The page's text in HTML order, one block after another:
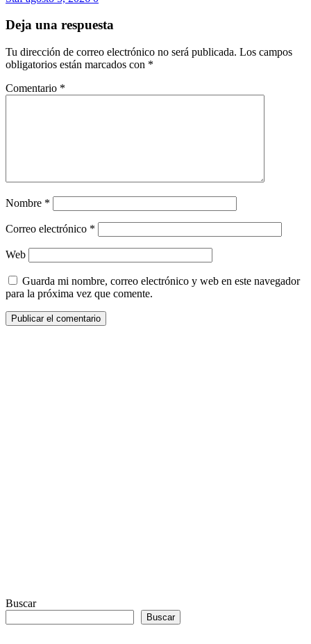
Deja una respuesta
Tu dirección de correo electrónico no será publicada. Los campos
obligatorios están marcados con *
Comentario *
Nombre *
Correo electrónico *
Web
Guarda mi nombre, correo electrónico y web en este navegador
para la próxima vez que comente.
Buscar
Buscar